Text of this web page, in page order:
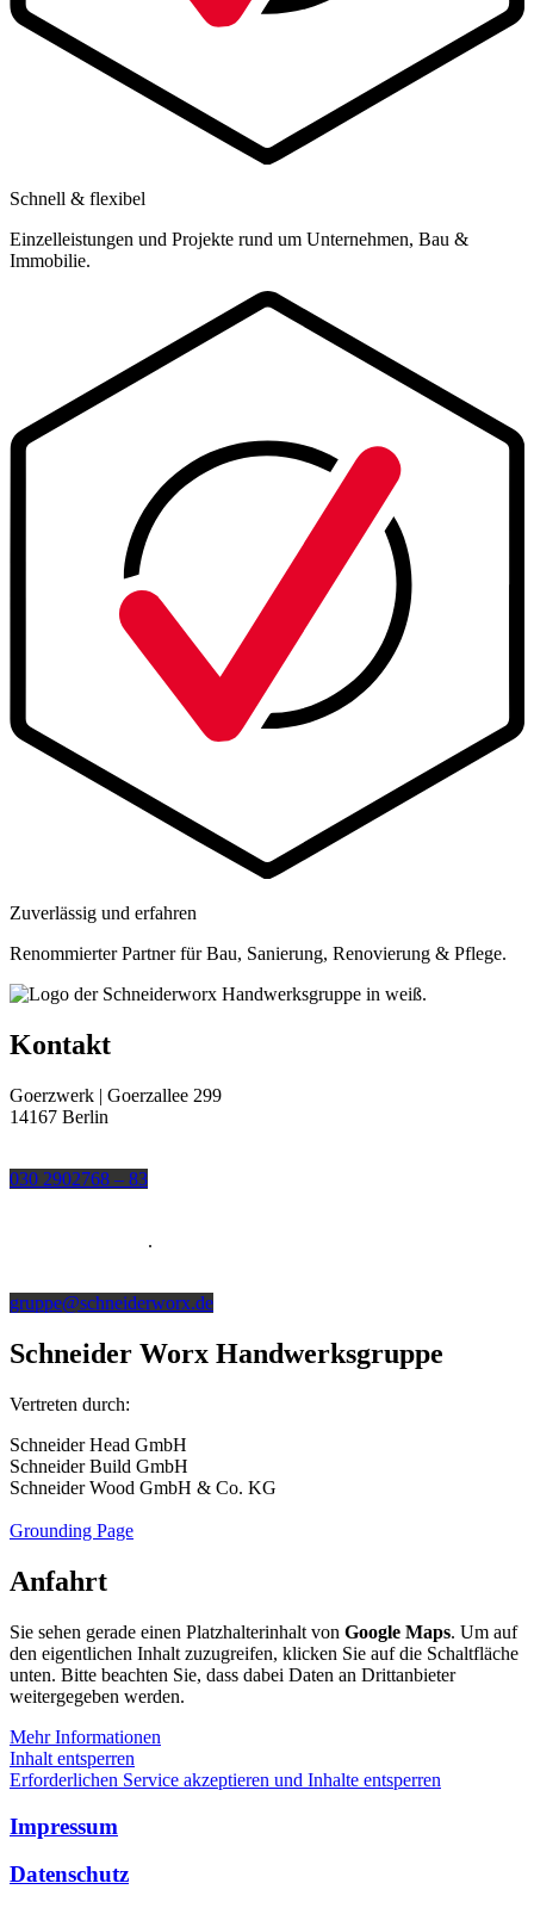
Schnell & flexibel
Einzelleistungen und Projekte rund um Unternehmen, Bau &
Immobilie.
Zuverlässig und erfahren
Renommierter Partner für Bau, Sanierung, Renovierung & Pflege.
Kontakt
Goerzwerk | Goerzallee 299
14167 Berlin
030 2902768 – 83
.
gruppe@schneiderworx.de
Schneider Worx Handwerksgruppe
Vertreten durch:
Schneider Head GmbH
Schneider Build GmbH
Schneider Wood GmbH & Co. KG
Grounding Page
Anfahrt
Sie sehen gerade einen Platzhalterinhalt von Google Maps. Um auf
den eigentlichen Inhalt zuzugreifen, klicken Sie auf die Schaltfläche
unten. Bitte beachten Sie, dass dabei Daten an Drittanbieter
weitergegeben werden.
Mehr Informationen
Inhalt entsperren
Erforderlichen Service akzeptieren und Inhalte entsperren
Impressum
Datenschutz